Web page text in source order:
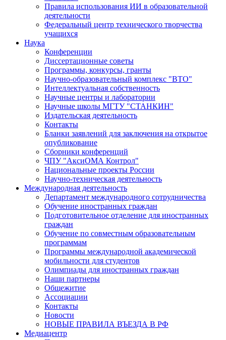
Правила использования ИИ в образовательной
деятельности
Федеральный центр технического творчества
учащихся
Наука
Конференции
Диссертационные советы
Программы, конкурсы, гранты
Научно-образовательный комплекс "ВТО"
Интеллектуальная собственность
Научные центры и лаборатории
Научные школы МГТУ "СТАНКИН"
Издательская деятельность
Контакты
Бланки заявлений для заключения на открытое
опубликование
Сборники конференций
ЧПУ "АксиОМА Контрол"
Национальные проекты России
Научно-техническая деятельность
Международная деятельность
Департамент международного сотрудничества
Обучение иностранных граждан
Подготовительное отделение для иностранных
граждан
Обучение по совместным образовательным
программам
Программы международной академической
мобильности для студентов
Олимпиады для иностранных граждан
Наши партнеры
Общежитие
Ассоциации
Контакты
Новости
НОВЫЕ ПРАВИЛА ВЪЕЗДА В РФ
Медиацентр